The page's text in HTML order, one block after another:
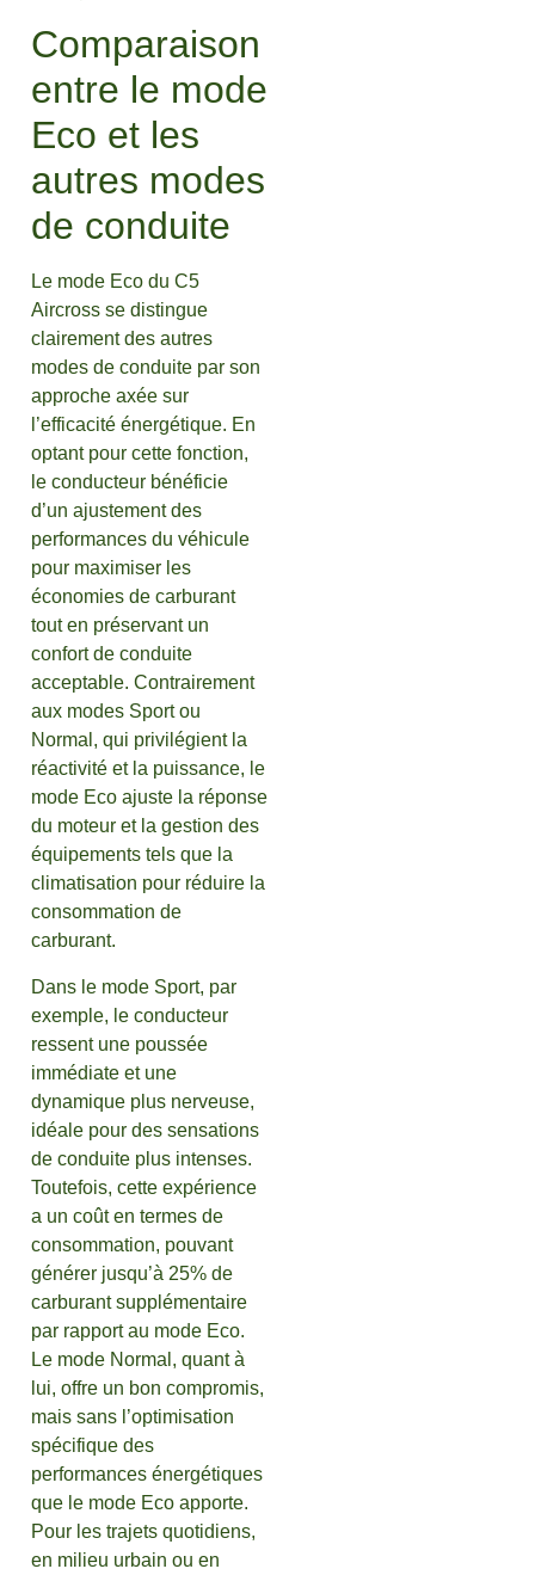
Comparaison
entre le mode
Eco et les
autres modes
de conduite
Le mode Eco du C5
Aircross se distingue
clairement des autres
modes de conduite par son
approche axée sur
l’efficacité énergétique. En
optant pour cette fonction,
le conducteur bénéficie
d’un ajustement des
performances du véhicule
pour maximiser les
économies de carburant
tout en préservant un
confort de conduite
acceptable. Contrairement
aux modes Sport ou
Normal, qui privilégient la
réactivité et la puissance, le
mode Eco ajuste la réponse
du moteur et la gestion des
équipements tels que la
climatisation pour réduire la
consommation de
carburant.
Dans le mode Sport, par
exemple, le conducteur
ressent une poussée
immédiate et une
dynamique plus nerveuse,
idéale pour des sensations
de conduite plus intenses.
Toutefois, cette expérience
a un coût en termes de
consommation, pouvant
générer jusqu’à 25% de
carburant supplémentaire
par rapport au mode Eco.
Le mode Normal, quant à
lui, offre un bon compromis,
mais sans l’optimisation
spécifique des
performances énergétiques
que le mode Eco apporte.
Pour les trajets quotidiens,
en milieu urbain ou en